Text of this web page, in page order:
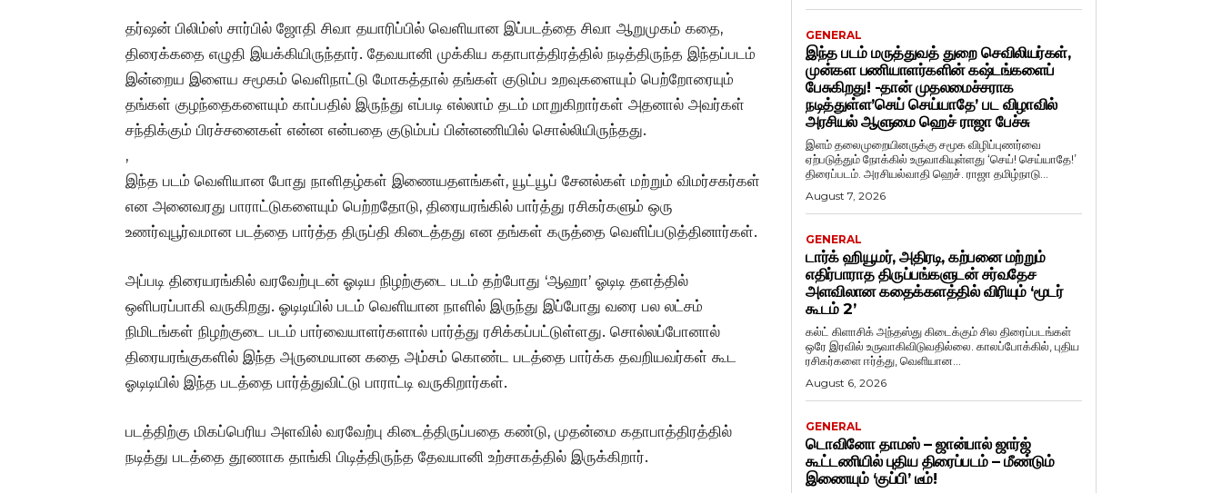
தர்ஷன் பிலிம்ஸ் சார்பில் ஜோதி சிவா தயாரிப்பில் வெளியான இப்படத்தை சிவா ஆறுமுகம் கதை,
திரைக்கதை எழுதி இயக்கியிருந்தார். தேவயானி முக்கிய கதாபாத்திரத்தில் நடித்திருந்த இந்தப்படம்
இன்றைய இளைய சமூகம் வெளிநாட்டு மோகத்தால் தங்கள் குடும்ப உறவுகளையும் பெற்றோரையும்
தங்கள் குழந்தைகளையும் காப்பதில் இருந்து எப்படி எல்லாம் தடம் மாறுகிறார்கள் அதனால் அவர்கள்
சந்திக்கும் பிரச்சனைகள் என்ன என்பதை குடும்பப் பின்னணியில் சொல்லியிருந்தது.
,
இந்த படம் வெளியான போது நாளிதழ்கள் இணையதளங்கள், யூட்யூப் சேனல்கள் மற்றும் விமர்சகர்கள்
என அனைவரது பாராட்டுகளையும் பெற்றதோடு, திரையரங்கில் பார்த்து ரசிகர்களும் ஒரு
உணர்வுபூர்வமான படத்தை பார்த்த திருப்தி கிடைத்தது என தங்கள் கருத்தை வெளிப்படுத்தினார்கள்.
அப்படி திரையரங்கில் வரவேற்புடன் ஓடிய நிழற்குடை படம் தற்போது ‘ஆஹா’ ஓடிடி தளத்தில்
ஒளிபரப்பாகி வருகிறது. ஓடிடியில் படம் வெளியான நாளில் இருந்து இப்போது வரை பல லட்சம்
நிமிடங்கள் நிழற்குடை படம் பார்வையாளர்களால் பார்த்து ரசிக்கப்பட்டுள்ளது. சொல்லப்போனால்
திரையரங்குகளில் இந்த அருமையான கதை அம்சம் கொண்ட படத்தை பார்க்க தவறியவர்கள் கூட
ஓடிடியில் இந்த படத்தை பார்த்துவிட்டு பாராட்டி வருகிறார்கள்.
படத்திற்கு மிகப்பெரிய அளவில் வரவேற்பு கிடைத்திருப்பதை கண்டு, முதன்மை கதாபாத்திரத்தில்
நடித்து படத்தை தூணாக தாங்கி பிடித்திருந்த தேவயானி உற்சாகத்தில் இருக்கிறார்.
GENERAL
இந்த படம் மருத்துவத் துறை செவிலியர்கள்,
முன்கள பணியாளர்களின் கஷ்டங்களைப்
பேசுகிறது! -தான் முதலமைச்சராக
நடித்துள்ள’செய் செய்யாதே’ பட விழாவில்
அரசியல் ஆளுமை ஹெச் ராஜா பேச்சு
இளம் தலைமுறையினருக்கு சமூக விழிப்புணர்வை
ஏற்படுத்தும் நோக்கில் உருவாகியுள்ளது ‘செய்! செய்யாதே!’
திரைப்படம். அரசியல்வாதி ஹெச். ராஜா தமிழ்நாடு...
August 7, 2026
GENERAL
டார்க் ஹியூமர், அதிரடி, கற்பனை மற்றும்
எதிர்பாராத திருப்பங்களுடன் சர்வதேச
அளவிலான கதைக்களத்தில் விரியும் ‘மூடர்
கூடம் 2’
கல்ட் கிளாசிக் அந்தஸ்து கிடைக்கும் சில திரைப்படங்கள்
ஒரே இரவில் உருவாகிவிடுவதில்லை. காலப்போக்கில், புதிய
ரசிகர்களை ஈர்த்து, வெளியான...
August 6, 2026
GENERAL
டொவினோ தாமஸ் – ஜான்பால் ஜார்ஜ்
கூட்டணியில் புதிய திரைப்படம் – மீண்டும்
இணையும் ‘குப்பி’ டீம்!